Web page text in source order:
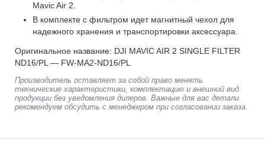
Mavic Air 2.
В комплекте с фильтром идет магнитный чехол для
надежного хранения и транспортировки аксессуара.
Оригинальное название: DJI MAVIC AIR 2 SINGLE FILTER
ND16/PL — FW-MA2-ND16/PL
Производитель оставляет за собой право менять
технические характеристики, комплектацию и внешний вид
продукции без уведомления дилеров. Важные для вас детали
рекомендуем обсудить с менеджером при согласовании заказа.